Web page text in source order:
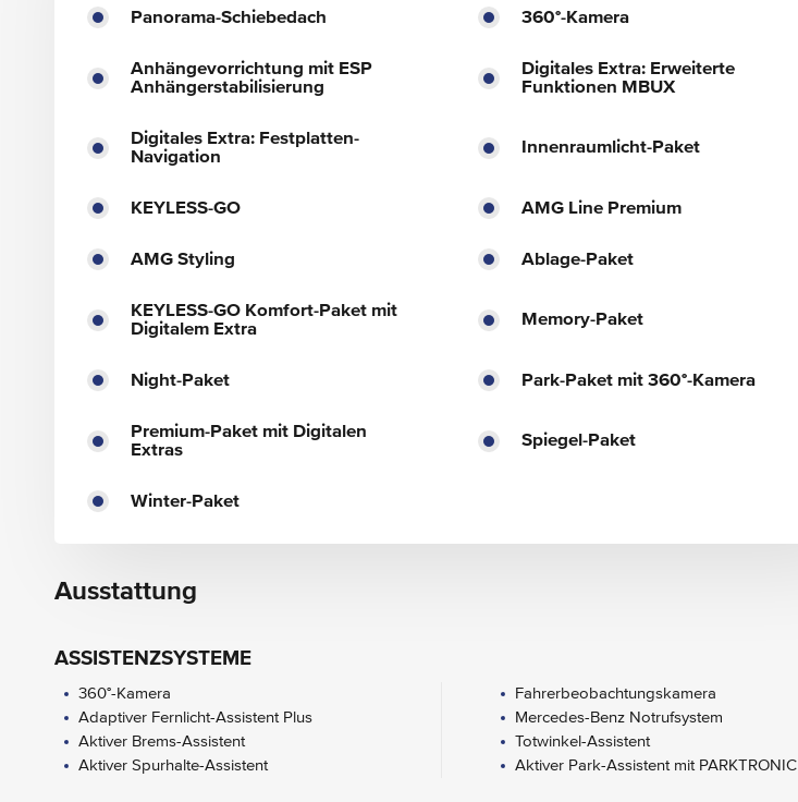
Panorama-Schiebedach 360°-Kamera
Anhängevorrichtung mit ESP
Anhängerstabilisierung
Digitales Extra: Erweiterte
Funktionen MBUX
Digitales Extra: Festplatten-
Navigation
Innenraumlicht-Paket
KEYLESS-GO AMG Line Premium
AMG Styling Ablage-Paket
KEYLESS-GO Komfort-Paket mit
Digitalem Extra
Memory-Paket
Night-Paket Park-Paket mit 360°-Kamera
Premium-Paket mit Digitalen
Extras
Spiegel-Paket
Winter-Paket
Ausstattung
ASSISTENZSYSTEME
360°-Kamera
Adaptiver Fernlicht-Assistent Plus
Aktiver Brems-Assistent
Aktiver Spurhalte-Assistent
Fahrerbeobachtungskamera
Mercedes-Benz Notrufsystem
Totwinkel-Assistent
Aktiver Park-Assistent mit PARKTRONIC